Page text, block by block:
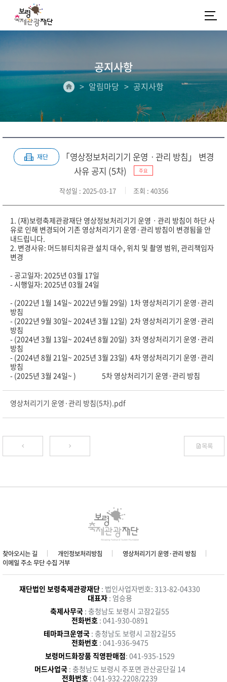
공지사항
알림마당 공지사항
재단
「영상정보처리기기 운영ㆍ관리 방침」 변경
사유 공지 (5차)
주요
작성일 : 2025-03-17 조회 : 40356
1. (재)보령축제관광재단 영상정보처리기기 운영ㆍ관리 방침이 하단 사
유로 인해 변경되어 기존 영상처리기기 운영·관리 방침이 변경됨을 안
내드립니다.
2. 변경사유: 머드뷰티치유관 설치 대수, 위치 및 촬영 범위, 관리책임자
변경
- 공고일자: 2025년 03월 17일
- 시행일자: 2025년 03월 24일
- (2022년 1월 14일~ 2022년 9월 29일) 1차 영상처리기기 운영·관리
방침
- (2022년 9월 30일~ 2024년 3월 12일) 2차 영상처리기기 운영·관리
방침
- (2024년 3월 13일~ 2024년 8월 20일) 3차 영상처리기기 운영·관리
방침
- (2024년 8월 21일~ 2025년 3월 23일) 4차 영상처리기기 운영·관리
방침
- (2025년 3월 24일~ ) 5차 영상처리기기 운영·관리 방침
영상처리기기 운영·관리 방침(5차).pdf
목록
찾아오시는 길 개인정보처리방침
영상처리기기 운영·관리 방침
이메일 주소 무단 수집 거부
재단법인 보령축제관광재단 : 법인사업자번호: 313-82-04330
대표자: 엄승용
축제사무국 : 충청남도 보령시 고잠2길55
전화번호 : 041-930-0891
테마파크운영국 : 충청남도 보령시 고잠2길55
전화번호 : 041-936-9475
보령머드화장품 직영판매점: 041-935-1529
머드사업국 : 충청남도 보령시 주포면 관산공단길 14
전화번호 : 041-932-2208/2239